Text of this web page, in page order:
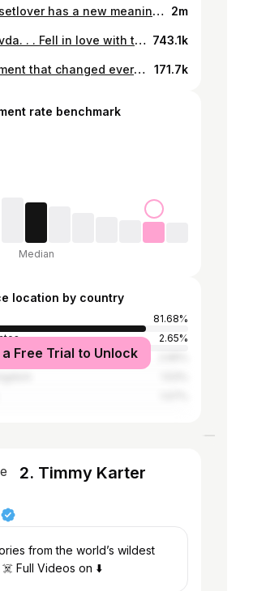
❤️ #Sunsetlover has a new meaning at @amente_lefkada ❤️ #sunset #summer #moments #greekislands 2m
Kara Sevda. . . Fell in love with this melody 5 years ago and I am so happy to perform this amazing piece at gorgeous @galdubai under the lights of @burjkhalifa . . #Dubai #guitarcover #music #karasevda 743.1k
The moment that changed everything. A whole new world opened — deeply felt connections with so many hearts.🤍 I am so grateful for this shared journey of emotional music, peace and calmness Wishing us more times like this ✨💫 🤍🤍🎶🎵 171.7k
rate benchmark
Median
location by country
81.68%
2.65%
Free Trial to Unlock
2. Timmy Karter
from the world’s wildest
Full Videos on ⬇️